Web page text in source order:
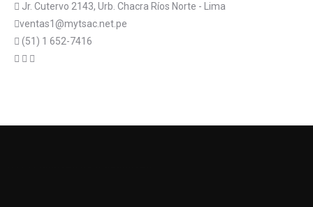
Jr. Cutervo 2143, Urb. Chacra Ríos Norte - Lima
ventas1@mytsac.net.pe
(51) 1 652-7416